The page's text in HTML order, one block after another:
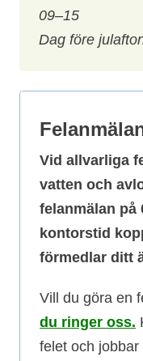
09–15
Dag före
Vid allvarliga
vatten och
felanmälan på
kontorstid
förmedlar ditt
Vill du göra en
du ringer oss.
felet och jobbar